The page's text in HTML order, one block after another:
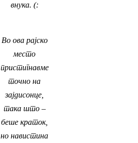
внука. (:
Во ова рајско
место
пристигнавме
точно на
зајдисонце,
така што –
беше краток,
но навистина